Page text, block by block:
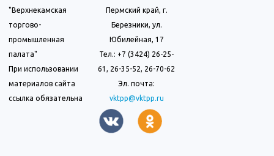
"Верхнекамская
торгово-
промышленная
палата"
При использовании
материалов сайта
ссылка обязательна
Пермский край, г.
Березники, ул.
Юбилейная, 17
Тел.: +7 (3424) 26-25-
61, 26-35-52, 26-70-62
Эл. почта:
vktpp@vktpp.ru